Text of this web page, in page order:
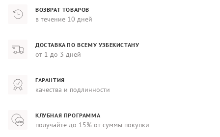
ВОЗВРАТ ТОВАРОВ
в течение 10 дней
ДОСТАВКА ПО ВСЕМУ УЗБЕКИСТАНУ
от 1 до 3 дней
ГАРАНТИЯ
качества и подлинности
КЛУБНАЯ ПРОГРАММА
получайте до 15% от суммы покупки